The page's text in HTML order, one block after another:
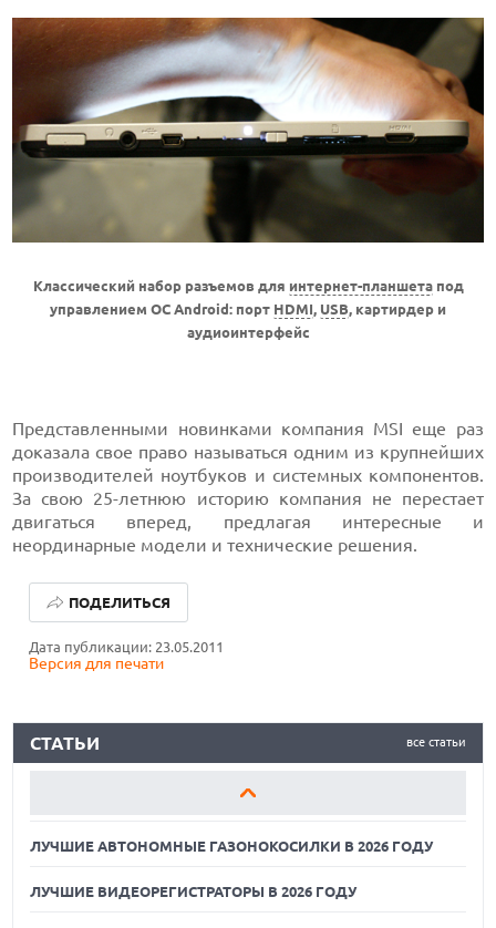
Классический набор разъемов для интернет-планшетапод
управлением ОС Android: порт HDMI, USB, картирдер и
аудиоинтерфейс
Представленными новинками компания MSI еще раз
доказала свое право называться одним из крупнейших
производителей ноутбуков и системных компонентов.
За свою 25-летнюю историю компания не перестает
двигаться вперед, предлагая интересные и
неординарные модели и технические решения.
Дата публикации: 23.05.2011
Версия для печати
ПОДЕЛИТЬСЯ
все статьи
СТАТЬИ
ЛУЧШИЕ ВИДЕОРЕГИСТРАТОРЫ В 2026 ГОДУ
КАК БЕЗОПАСНО КУПИТЬ Б/У СМАРТФОН
КАК БЕЗОПАСНО КУПИТЬ Б/У СМАРТФОН
ЛУЧШИЕ АВТОНОМНЫЕ ГАЗОНОКОСИЛКИ В 2026 ГОДУ
ЛУЧШИЕ ВИДЕОРЕГИСТРАТОРЫ В 2026 ГОДУ